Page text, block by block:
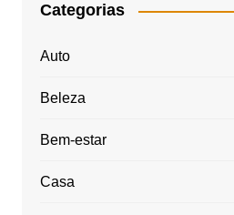
Categorias
Auto
Beleza
Bem-estar
Casa